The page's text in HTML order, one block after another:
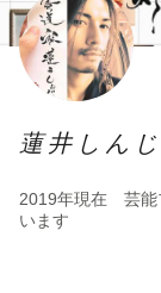
蓮井しんじ
2019年現在 芸能
います